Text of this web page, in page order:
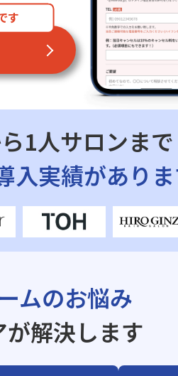
す
1人サロンまで
入実績があり
ムのお悩み
が解決します